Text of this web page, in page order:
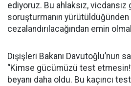
ediyoruz. Bu ahlaksız, vicdansız
soruşturmanın yürütüldüğünden
cezalandırılacağından emin
Dışişleri Bakanı Davutoğlu’nun
“Kimse gücümüzü test
beyanı daha oldu. Bu kaçıncı